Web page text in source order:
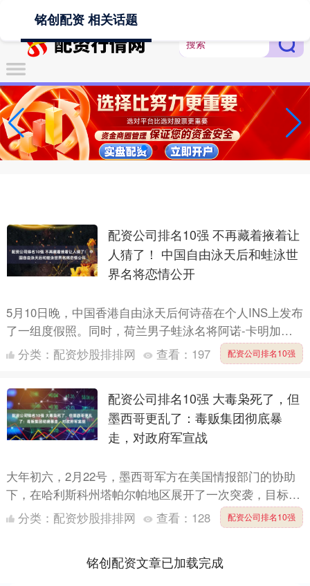
铭创配资 相关话题
配资公司排名10强 不再藏着掖着让
人猜了！ 中国自由泳天后和蛙泳世
界名将恋情公开
5月10日晚，中国香港自由泳天后何诗蓓在个人INS上发布
了一组度假照。同时，荷兰男子蛙泳名将阿诺-卡明加也
发布了同一地点的度假照。 和以往不同的是：这次两人
分类： 配资炒股排排网 查看： 197 配资公司排名10强
配资公司排名10强 大毒枭死了，但
墨西哥更乱了：毒贩集团彻底暴
走，对政府军宣战
大年初六，2月22号，墨西哥军方在美国情报部门的协助
下，在哈利斯科州塔帕尔帕地区展开了一次突袭，目标直
指全球头号通缉毒枭、CJNG的老大门乔。56岁的门乔在
分类： 配资炒股排排网 查看： 128 配资公司排名10强
铭创配资文章已加载完成